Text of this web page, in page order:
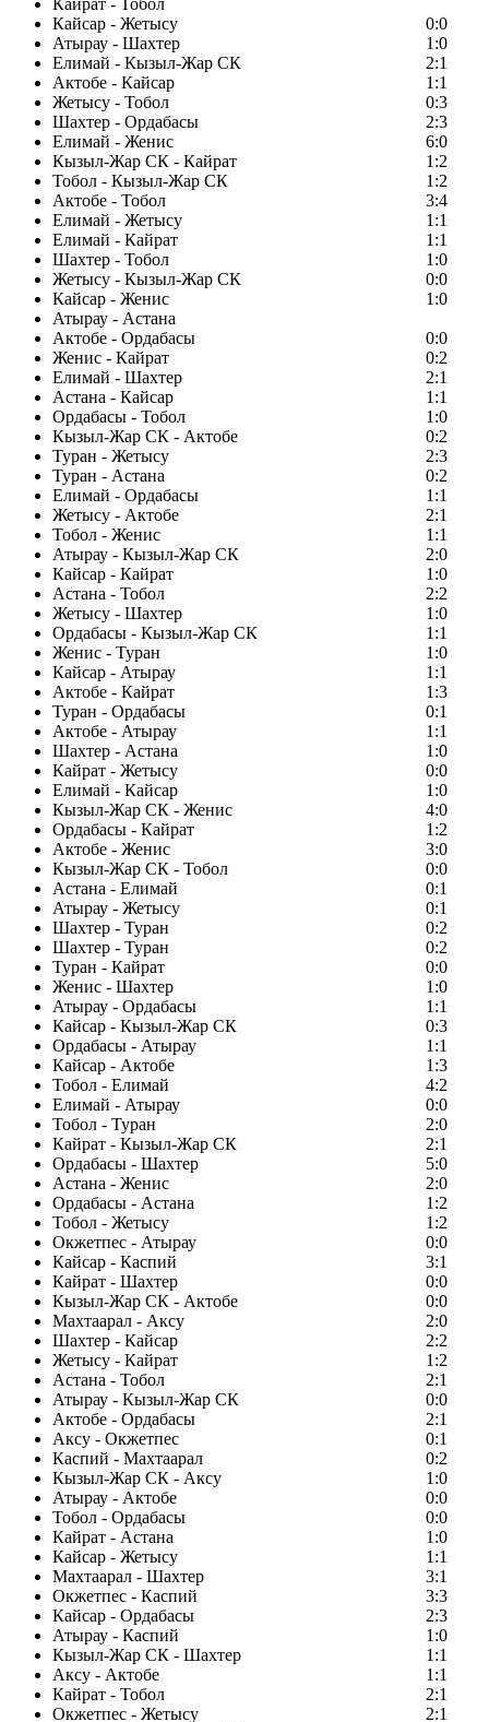
Кайрат - Тобол
Кайсар - Жетысу
0:0
Атырау - Шахтер
1:0
Елимай - Кызыл-Жар СК
2:1
Актобе - Кайсар
1:1
Жетысу - Тобол
0:3
Шахтер - Ордабасы
2:3
Елимай - Женис
6:0
Кызыл-Жар СК - Кайрат
1:2
Тобол - Кызыл-Жар СК
1:2
Актобе - Тобол
3:4
Елимай - Жетысу
1:1
Елимай - Кайрат
1:1
Шахтер - Тобол
1:0
Жетысу - Кызыл-Жар СК
0:0
Кайсар - Женис
1:0
Атырау - Астана
Актобе - Ордабасы
0:0
Женис - Кайрат
0:2
Елимай - Шахтер
2:1
Астана - Кайсар
1:1
Ордабасы - Тобол
1:0
Кызыл-Жар СК - Актобе
0:2
Туран - Жетысу
2:3
Туран - Астана
0:2
Елимай - Ордабасы
1:1
Жетысу - Актобе
2:1
Тобол - Женис
1:1
Атырау - Кызыл-Жар СК
2:0
Кайсар - Кайрат
1:0
Астана - Тобол
2:2
Жетысу - Шахтер
1:0
Ордабасы - Кызыл-Жар СК
1:1
Женис - Туран
1:0
Кайсар - Атырау
1:1
Актобе - Кайрат
1:3
Туран - Ордабасы
0:1
Актобе - Атырау
1:1
Шахтер - Астана
1:0
Кайрат - Жетысу
0:0
Елимай - Кайсар
1:0
Кызыл-Жар СК - Женис
4:0
Ордабасы - Кайрат
1:2
Актобе - Женис
3:0
Кызыл-Жар СК - Тобол
0:0
Астана - Елимай
0:1
Атырау - Жетысу
0:1
Шахтер - Туран
0:2
Шахтер - Туран
0:2
Туран - Кайрат
0:0
Женис - Шахтер
1:0
Атырау - Ордабасы
1:1
Кайсар - Кызыл-Жар СК
0:3
Ордабасы - Атырау
1:1
Кайсар - Актобе
1:3
Тобол - Елимай
4:2
Елимай - Атырау
0:0
Тобол - Туран
2:0
Кайрат - Кызыл-Жар СК
2:1
Ордабасы - Шахтер
5:0
Астана - Женис
2:0
Ордабасы - Астана
1:2
Тобол - Жетысу
1:2
Окжетпес - Атырау
0:0
Кайсар - Каспий
3:1
Кайрат - Шахтер
0:0
Кызыл-Жар СК - Актобе
0:0
Махтаарал - Аксу
2:0
Шахтер - Кайсар
2:2
Жетысу - Кайрат
1:2
Астана - Тобол
2:1
Атырау - Кызыл-Жар СК
0:0
Актобе - Ордабасы
2:1
Аксу - Окжетпес
0:1
Каспий - Махтаарал
0:2
Кызыл-Жар СК - Аксу
1:0
Атырау - Актобе
0:0
Тобол - Ордабасы
0:0
Кайрат - Астана
1:0
Кайсар - Жетысу
1:1
Махтаарал - Шахтер
3:1
Окжетпес - Каспий
3:3
Кайсар - Ордабасы
2:3
Атырау - Каспий
1:0
Кызыл-Жар СК - Шахтер
1:1
Аксу - Актобе
1:1
Кайрат - Тобол
2:1
Окжетпес - Жетысу
2:1